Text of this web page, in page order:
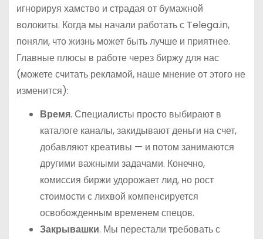
игнорируя хамство и страдая от бумажной
волокиты. Когда мы начали работать с Telega.in,
поняли, что жизнь может быть лучше и приятнее.
Главные плюсы в работе через биржу для нас
(можете считать рекламой, наше мнение от этого не
изменится):
Время. Специалисты просто выбирают в
каталоге каналы, закидывают деньги на счет,
добавляют креативы — и потом занимаются
другими важными задачами. Конечно,
комиссия биржи удорожает лид, но рост
стоимости с лихвой компенсируется
освобожденным временем спецов.
Закрывашки. Мы перестали требовать с